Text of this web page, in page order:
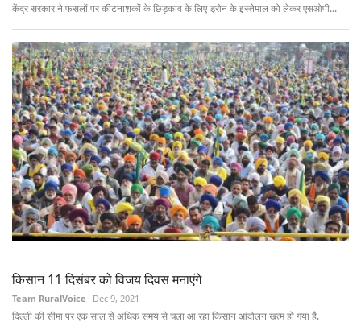
केंद्र सरकार ने फसलों पर कीटनाशकों के छिड़काव के लिए ड्रोन के इस्तेमाल को लेकर एसओपी...
किसान 11 दिसंबर को विजय दिवस मनाएंगे
Team RuralVoice Dec 9, 2021
दिल्ली की सीमा पर एक साल से अधिक समय से चला आ रहा किसान आंदोलन खत्म हो गया है.